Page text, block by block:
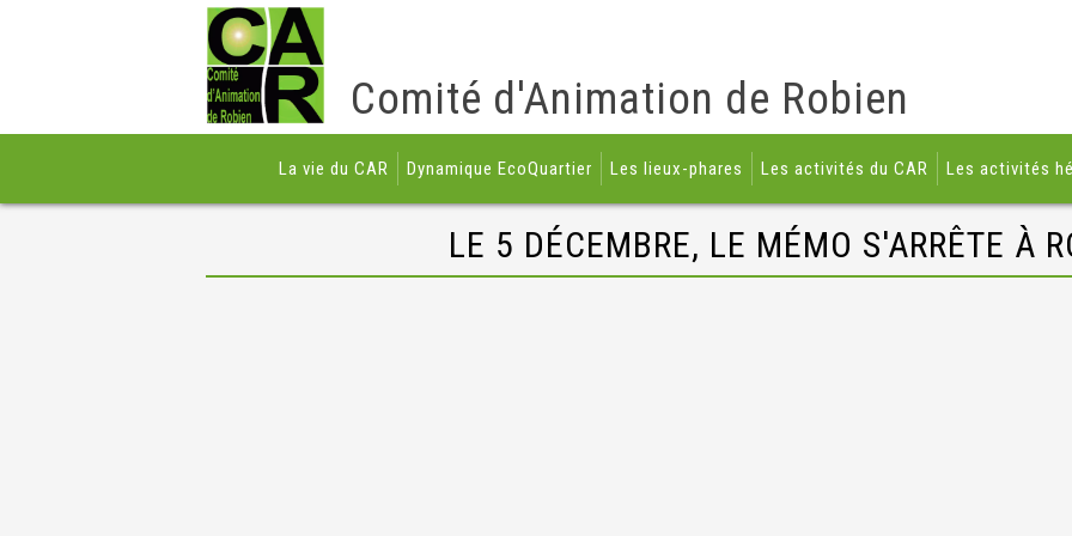
Comité d'Animation de Robien
La vie du CAR Dynamique EcoQuartier Les lieux-phares Les activités du CAR Les activités
LE 5 DÉCEMBRE, LE MÉMO S'ARRÊTE À